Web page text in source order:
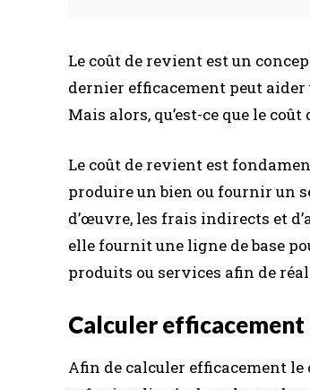
Le coût de revient est un
dernier efficacement peut
Mais alors, qu’est-ce que le
Le coût de revient est
produire un bien ou fournir un
d’œuvre, les frais indirects et
elle fournit une ligne de base
produits ou services afin de
Calculer
Afin de calculer efficacement le